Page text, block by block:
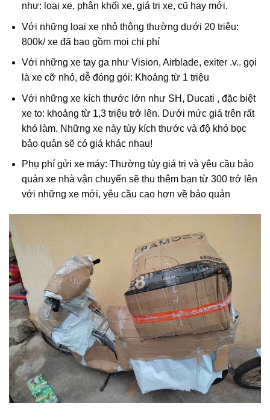
như: loại xe, phân khối xe, giá trị xe, cũ hay mới.
Với những loại xe nhỏ thông thường dưới 20 triệu:
800k/ xe đã bao gồm mọi chi phí
Với những xe tay ga như Vision, Airblade, exiter .v.. gọi
là xe cỡ nhỏ, dễ đóng gói: Khoảng từ 1 triệu
Với những xe kích thước lớn như SH, Ducati , đặc biệt
xe to: khoảng từ 1,3 triệu trở lên. Dưới mức giá trên rất
khó làm. Những xe này tùy kích thước và độ khó bọc
bảo quản sẽ có giá khác nhau!
Phụ phí gửi xe máy: Thường tùy giá trị và yêu cầu bảo
quản xe nhà vận chuyển sẽ thu thêm bạn từ 300 trở lên
với những xe mới, yêu cầu cao hơn về bảo quản